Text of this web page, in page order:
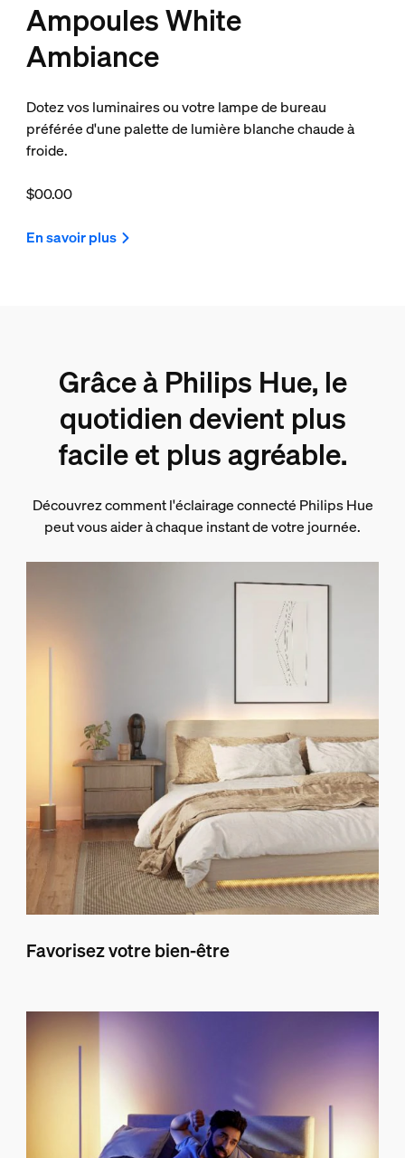
Ampoules White
Ambiance
Dotez vos luminaires ou votre lampe de bureau
préférée d'une palette de lumière blanche chaude à
froide.
$00.00
En savoir plus
Grâce à Philips Hue, le
quotidien devient plus
facile et plus agréable.
Découvrez comment l'éclairage connecté Philips Hue
peut vous aider à chaque instant de votre journée.
Favorisez votre bien-être